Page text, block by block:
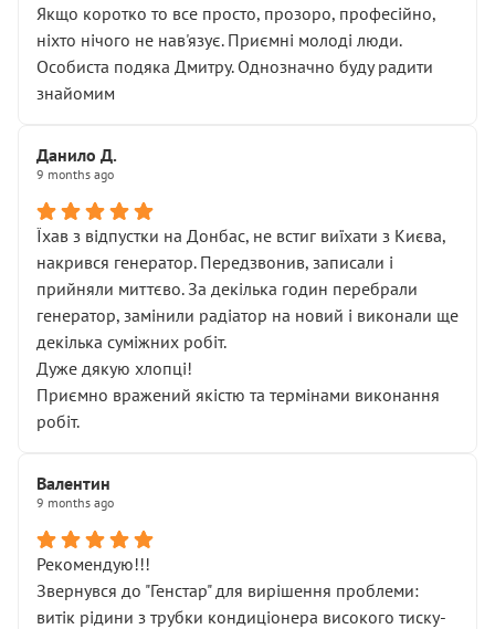
Якщо коротко то все просто, прозоро, професійно,
ніхто нічого не нав'язує. Приємні молоді люди.
Особиста подяка Дмитру. Однозначно буду радити
знайомим
Данило Д.
9 months ago
Їхав з відпустки на Донбас, не встиг виїхати з Києва,
накрився генератор. Передзвонив, записали і
прийняли миттєво. За декілька годин перебрали
генератор, замінили радіатор на новий і виконали ще
декілька суміжних робіт.
Дуже дякую хлопці!
Приємно вражений якістю та термінами виконання
робіт.
Валентин
9 months ago
Рекомендую!!!
Звернувся до "Генстар" для вирішення проблеми:
витік рідини з трубки кондиціонера високого тиску-